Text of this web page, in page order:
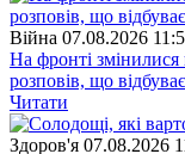
Війна 07.08.2026
На фронті
розповів, що
Читати
Здоров'я 07.08.2026